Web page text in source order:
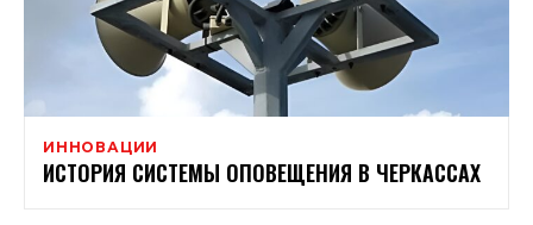
ИННОВАЦИИ
ИСТОРИЯ СИСТЕМЫ ОПОВЕЩЕНИЯ В ЧЕРКАССАХ